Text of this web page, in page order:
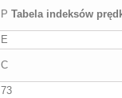
P Tabela indeksów
E
C
73